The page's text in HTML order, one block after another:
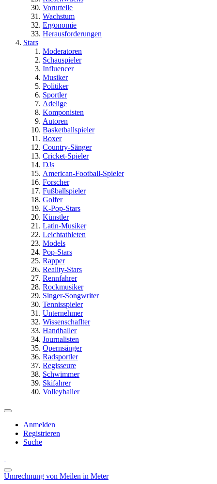
Vorurteile
Wachstum
Ergonomie
Herausforderungen
Stars
Moderatoren
Schauspieler
Influencer
Musiker
Politiker
Sportler
Adelige
Komponisten
Autoren
Basketballspieler
Boxer
Country-Sänger
Cricket-Spieler
DJs
American-Football-Spieler
Forscher
Fußballspieler
Golfer
K-Pop-Stars
Künstler
Latin-Musiker
Leichtathleten
Models
Pop-Stars
Rapper
Reality-Stars
Rennfahrer
Rockmusiker
Singer-Songwriter
Tennisspieler
Unternehmer
Wissenschaflter
Handballer
Journalisten
Opernsänger
Radsportler
Regisseure
Schwimmer
Skifahrer
Volleyballer
Anmelden
Registrieren
Suche
Umrechnung von Meilen in Meter